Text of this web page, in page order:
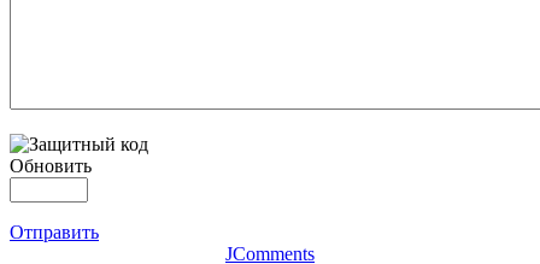
Обновить
Отправить
JComments